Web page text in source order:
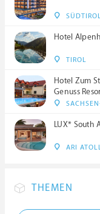
Hotel
TIROL
Hotel Zum
Genuss
LUX* South
ARI
THEMEN